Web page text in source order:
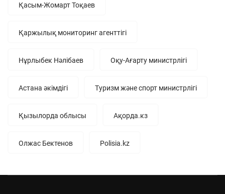
Қасым-Жомарт Тоқаев
Қаржылық мониторинг агенттігі
Нұрлыбек Нәлібаев Оқу-Ағарту министрлігі
Астана әкімдігі Туризм және спорт министрлігі
Қызылорда облысы Ақорда.кз
Олжас Бектенов Polisia.kz